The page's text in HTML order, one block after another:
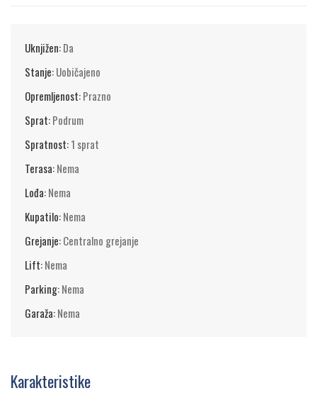
Uknjižen:Da
Stanje:Uobičajeno
Opremljenost:Prazno
Sprat:Podrum
Spratnost:1 sprat
Terasa:Nema
Lođa:Nema
Kupatilo:Nema
Grejanje:Centralno grejanje
Lift:Nema
Parking:Nema
Garaža:Nema
Karakteristike